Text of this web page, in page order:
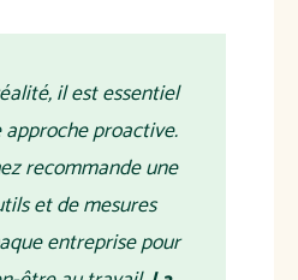
il est essentiel
proactive.
recommande une
et de mesures
entreprise pour